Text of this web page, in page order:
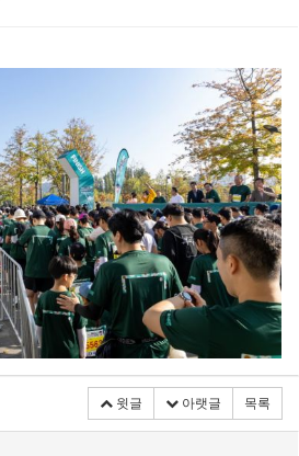
윗글 아랫글 목록